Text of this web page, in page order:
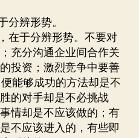
代
管
理
篇
–
九
变
辨形势。
于分辨形势。不要对
充分沟通企业间合作关
投资；激烈竞争中要善
能够成功的方法却是不
的对手却是不必挑战
情却是不应该做的；有
不应该进入的，有些即